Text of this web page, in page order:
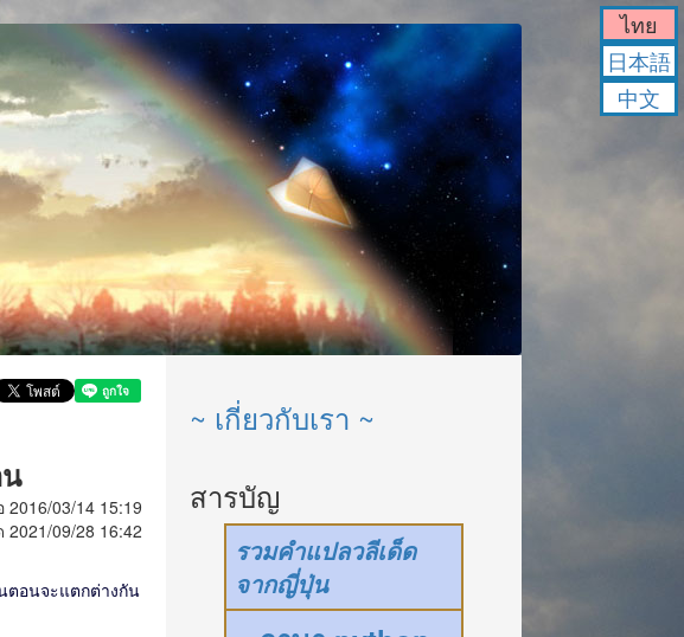
2016/03/14 15:19
2021/09/28 16:42
ตอนจะแตกต่างกัน
~ เกี่ยวกับเรา ~
สารบัญ
รวมคำแปลวลีเด็ด
จากญี่ปุ่น
ไทย
日本語
中文